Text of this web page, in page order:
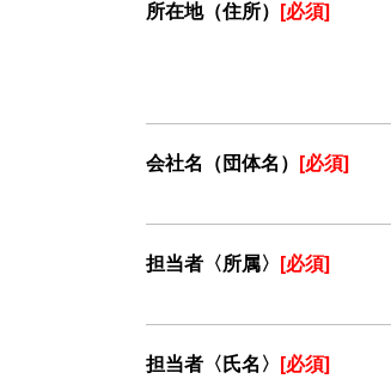
所在地（住所） [必須]
会社名（団体名） [必須]
担当者〈所属〉 [必須]
担当者〈氏名〉 [必須]